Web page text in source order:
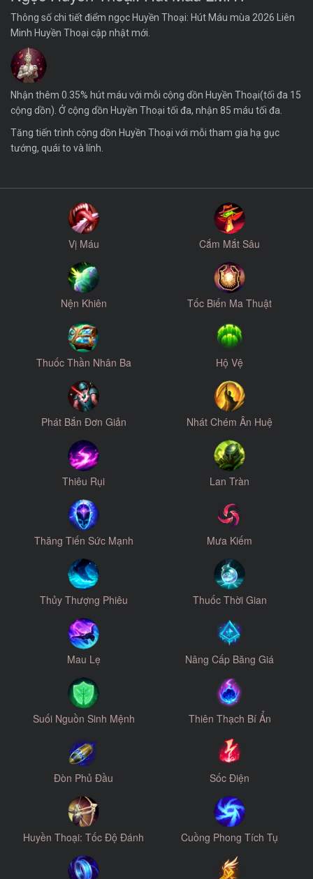
Thông số chi tiết điểm ngọc Huyền Thoại: Hút Máu mùa 2026 Liên
Minh Huyền Thoại cập nhật mới.
Nhận thêm 0.35% hút máu với mỗi cộng dồn Huyền Thoại(tối đa 15
cộng dồn). Ở cộng dồn Huyền Thoại tối đa, nhận 85 máu tối đa.
Tăng tiến trình cộng dồn Huyền Thoại với mỗi tham gia hạ gục
tướng, quái to và lính.
Vị Máu Cắm Mắt Sâu
Nện Khiên Tốc Biến Ma Thuật
Thuốc Thần Nhân Ba Hộ Vệ
Phát Bắn Đơn Giản Nhát Chém Ân Huệ
Thiêu Rụi Lan Tràn
Thăng Tiến Sức Mạnh Mưa Kiếm
Thủy Thượng Phiêu Thuốc Thời Gian
Mau Lẹ Nâng Cấp Băng Giá
Suối Nguồn Sinh Mệnh Thiên Thạch Bí Ẩn
Đòn Phủ Đầu Sốc Điện
Huyền Thoại: Tốc Độ Đánh Cuồng Phong Tích Tụ